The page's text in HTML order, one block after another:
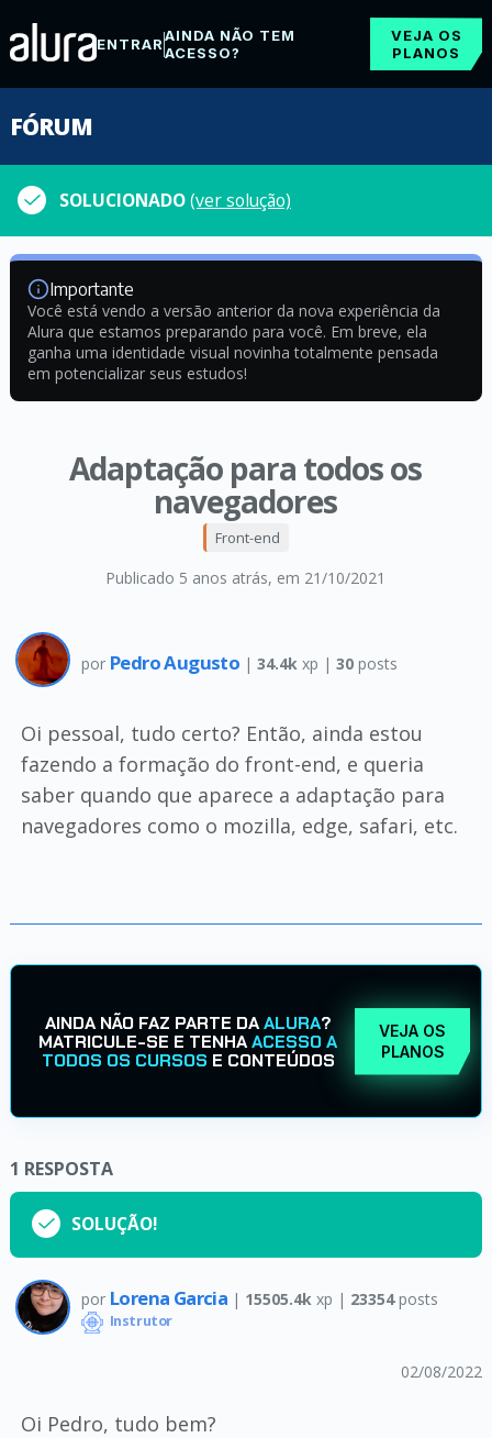
ENTRARAINDA NÃO TEM
ACESSO?
VEJA OS
PLANOS
FÓRUM
SOLUCIONADO(ver solução)
Importante
Você está vendo a versão anterior da nova experiência da
Alura que estamos preparando para você. Em breve, ela
ganha uma identidade visual novinha totalmente pensada
em potencializar seus estudos!
Adaptação para todos os
navegadores
Publicado 5 anos atrás, em 21/10/2021
Front-end
por Pedro Augusto | 34.4k xp | 30posts
Oi pessoal, tudo certo? Então, ainda estou
fazendo a formação do front-end, e queria
saber quando que aparece a adaptação para
navegadores como o mozilla, edge, safari, etc.
AINDA NÃO FAZ PARTE DAALURA?
MATRICULE-SE E TENHAACESSO A
TODOS OS CURSOS E CONTEÚDOS
VEJA OS
PLANOS
1 RESPOSTA
SOLUÇÃO!
por Lorena Garcia | 15505.4k xp | 23354posts
Instrutor
02/08/2022
Oi Pedro, tudo bem?